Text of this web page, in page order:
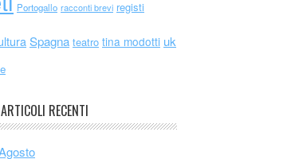
Portogallo racconti brevi registi
Spagna teatro tina modotti uk
ARTICOLI RECENTI